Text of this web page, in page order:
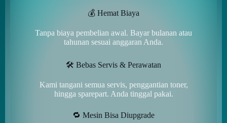
💰 Hemat Biaya
Tanpa biaya pembelian awal. Bayar bulanan atau
tahunan sesuai anggaran Anda.
🛠️ Bebas Servis & Perawatan
Kami tangani semua servis, penggantian toner,
hingga sparepart. Anda tinggal pakai.
🔁 Mesin Bisa Diupgrade